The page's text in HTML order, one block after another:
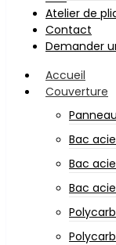
Atelier de
Contact
Demander
Accueil
Couverture
Bac
Bac
Bac